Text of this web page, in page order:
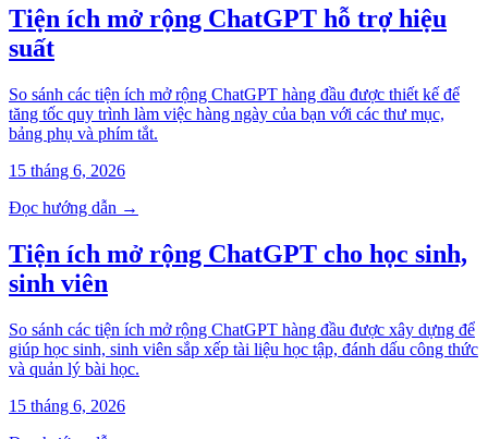
Tiện ích mở rộng ChatGPT hỗ trợ hiệu
suất
So sánh các tiện ích mở rộng ChatGPT hàng đầu được thiết kế để
tăng tốc quy trình làm việc hàng ngày của bạn với các thư mục,
bảng phụ và phím tắt.
15 tháng 6, 2026
Đọc hướng dẫn →
Tiện ích mở rộng ChatGPT cho học sinh,
sinh viên
So sánh các tiện ích mở rộng ChatGPT hàng đầu được xây dựng để
giúp học sinh, sinh viên sắp xếp tài liệu học tập, đánh dấu công thức
và quản lý bài học.
15 tháng 6, 2026